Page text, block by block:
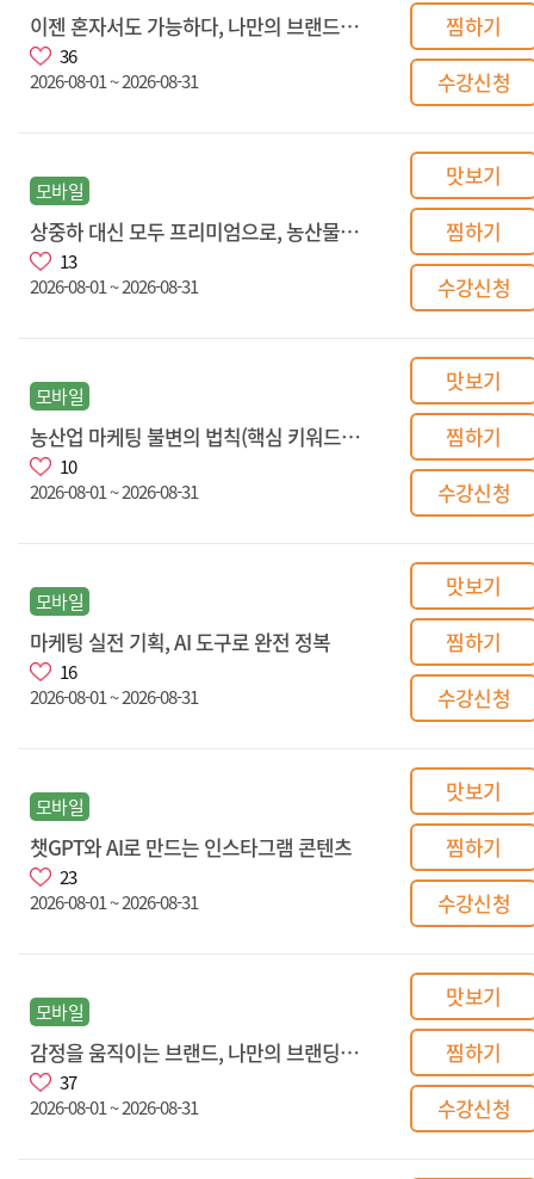
이젠 혼자서도 가능하다, 나만의 브랜드 쇼핑몰 시작하기
36
2026-08-01 ~ 2026-08-31
찜하기
수강신청
모바일
상중하 대신 모두 프리미엄으로, 농산물 이름 바꾸기 전략
13
2026-08-01 ~ 2026-08-31
맛보기
찜하기
수강신청
모바일
농산업 마케팅 불변의 법칙(핵심 키워드 11)
10
2026-08-01 ~ 2026-08-31
맛보기
찜하기
수강신청
모바일
마케팅 실전 기획, AI 도구로 완전 정복
16
2026-08-01 ~ 2026-08-31
맛보기
찜하기
수강신청
모바일
챗GPT와 AI로 만드는 인스타그램 콘텐츠
23
2026-08-01 ~ 2026-08-31
맛보기
찜하기
수강신청
모바일
감정을 움직이는 브랜드, 나만의 브랜딩 전략으로 고객 마음 사로잡기
37
2026-08-01 ~ 2026-08-31
맛보기
찜하기
수강신청